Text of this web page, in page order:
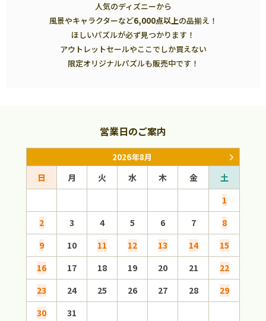
人気のディズニーから
風景やキャラクターなど6,000点以上の品揃え！
ほしいパズルが必ず見つかります！
アウトレットセールやここでしか買えない
限定オリジナルパズルも販売中です！
営業日のご案内
2026年8月
日 月 火 水 木 金
土
1
2
3 4 5 6 7
8
9
10 11 12 13 14
15
16
17 18 19 20 21
22
23
24 25 26 27 28
29
30
31